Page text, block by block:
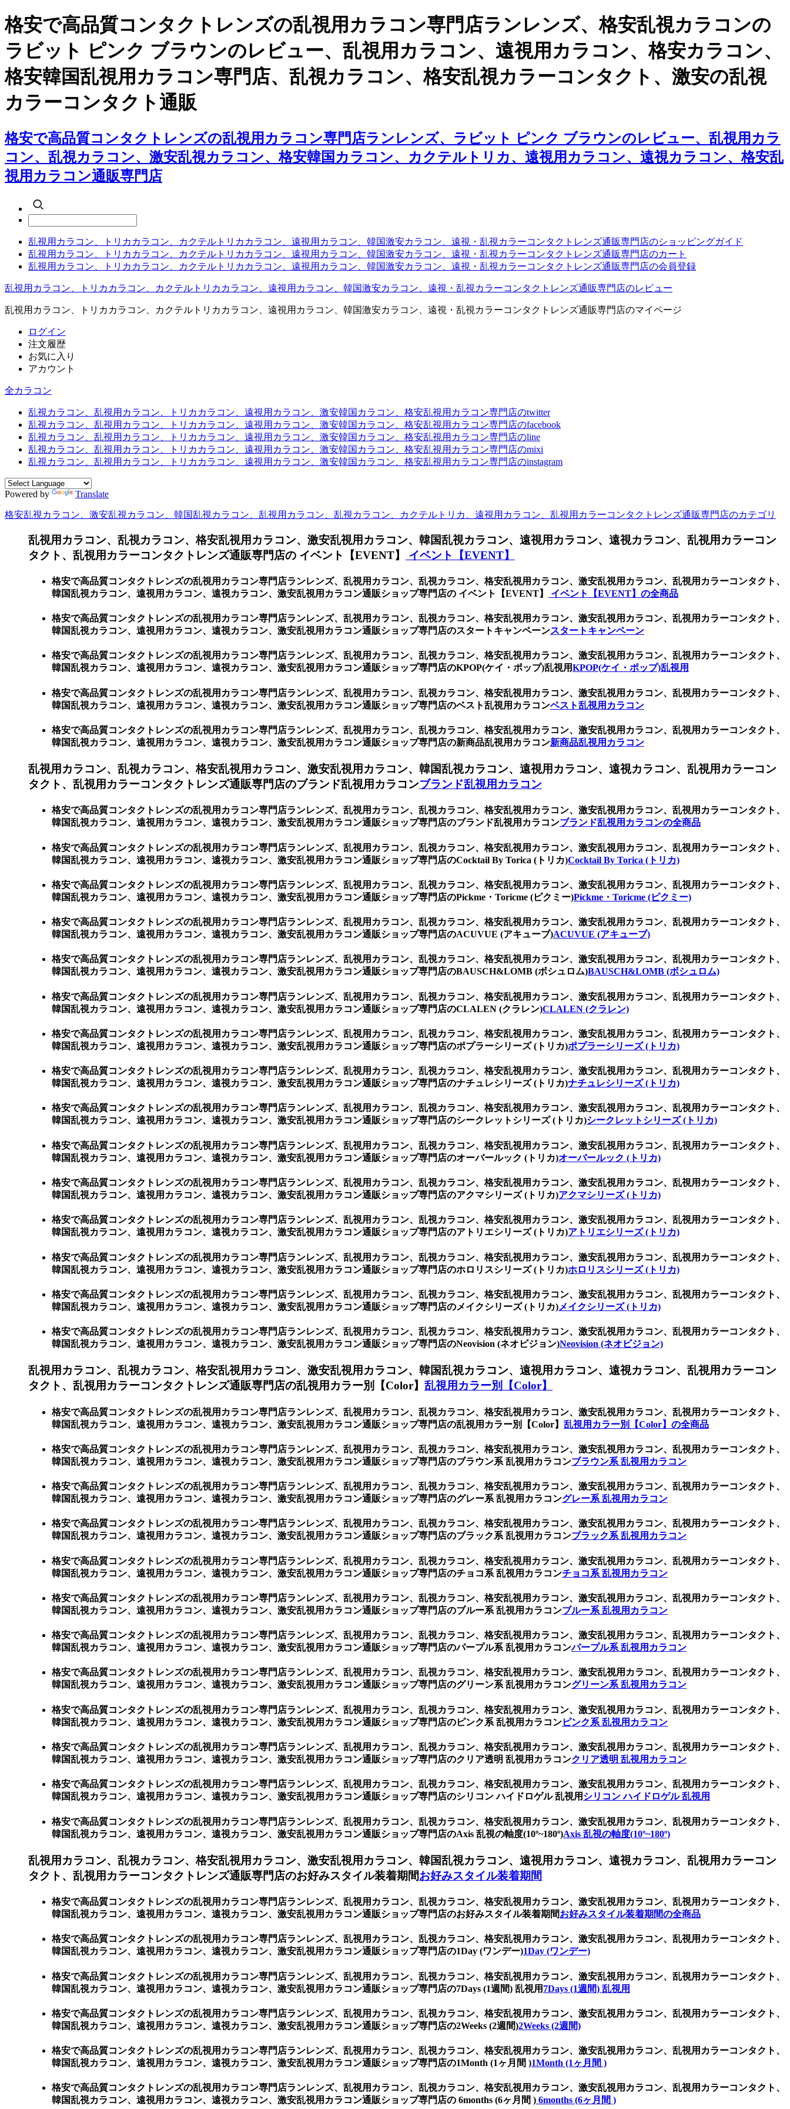
格安で高品質コンタクトレンズの乱視用カラコン専門店ランレンズ、格安乱視カラコンの
ラビット ピンク ブラウンのレビュー、乱視用カラコン、遠視用カラコン、格安カラコン、
格安韓国乱視用カラコン専門店、乱視カラコン、格安乱視カラーコンタクト、激安の乱視
カラーコンタクト通販
格安で高品質コンタクトレンズの乱視用カラコン専門店ランレンズ、ラビット ピンク ブラウンのレビュー、乱視用カラ
コン、乱視カラコン、激安乱視カラコン、格安韓国カラコン、カクテルトリカ、遠視用カラコン、遠視カラコン、格安乱
視用カラコン通販専門店
乱視用カラコン、トリカカラコン、カクテルトリカカラコン、遠視用カラコン、韓国激安カラコン、遠視・乱視カラーコンタクトレンズ通販専門店のショッピングガイド
乱視用カラコン、トリカカラコン、カクテルトリカカラコン、遠視用カラコン、韓国激安カラコン、遠視・乱視カラーコンタクトレンズ通販専門店のカート
乱視用カラコン、トリカカラコン、カクテルトリカカラコン、遠視用カラコン、韓国激安カラコン、遠視・乱視カラーコンタクトレンズ通販専門店の会員登録
乱視用カラコン、トリカカラコン、カクテルトリカカラコン、遠視用カラコン、韓国激安カラコン、遠視・乱視カラーコンタクトレンズ通販専門店のレビュー
乱視用カラコン、トリカカラコン、カクテルトリカカラコン、遠視用カラコン、韓国激安カラコン、遠視・乱視カラーコンタクトレンズ通販専門店のマイページ
ログイン
注文履歴
お気に入り
アカウント
全カラコン
乱視カラコン、乱視用カラコン、トリカカラコン、遠視用カラコン、激安韓国カラコン、格安乱視用カラコン専門店のtwitter
乱視カラコン、乱視用カラコン、トリカカラコン、遠視用カラコン、激安韓国カラコン、格安乱視用カラコン専門店のfacebook
乱視カラコン、乱視用カラコン、トリカカラコン、遠視用カラコン、激安韓国カラコン、格安乱視用カラコン専門店のline
乱視カラコン、乱視用カラコン、トリカカラコン、遠視用カラコン、激安韓国カラコン、格安乱視用カラコン専門店のmixi
乱視カラコン、乱視用カラコン、トリカカラコン、遠視用カラコン、激安韓国カラコン、格安乱視用カラコン専門店のinstagram
Powered by Translate
格安乱視カラコン、激安乱視カラコン、韓国乱視カラコン、乱視用カラコン、乱視カラコン、カクテルトリカ、遠視用カラコン、乱視用カラーコンタクトレンズ通販専門店のカテゴリ
乱視用カラコン、乱視カラコン、格安乱視用カラコン、激安乱視用カラコン、韓国乱視カラコン、遠視用カラコン、遠視カラコン、乱視用カラーコン
タクト、乱視用カラーコンタクトレンズ通販専門店の イベント【EVENT】
イベント【EVENT】
格安で高品質コンタクトレンズの乱視用カラコン専門店ランレンズ、乱視用カラコン、乱視カラコン、格安乱視用カラコン、激安乱視用カラコン、乱視用カラーコンタクト、
韓国乱視カラコン、遠視用カラコン、遠視カラコン、激安乱視用カラコン通販ショップ専門店の イベント【EVENT】
イベント【EVENT】の全商品
格安で高品質コンタクトレンズの乱視用カラコン専門店ランレンズ、乱視用カラコン、乱視カラコン、格安乱視用カラコン、激安乱視用カラコン、乱視用カラーコンタクト、
韓国乱視カラコン、遠視用カラコン、遠視カラコン、激安乱視用カラコン通販ショップ専門店のスタートキャンペーンスタートキャンペーン
格安で高品質コンタクトレンズの乱視用カラコン専門店ランレンズ、乱視用カラコン、乱視カラコン、格安乱視用カラコン、激安乱視用カラコン、乱視用カラーコンタクト、
韓国乱視カラコン、遠視用カラコン、遠視カラコン、激安乱視用カラコン通販ショップ専門店のKPOP(ケイ・ポップ)乱視用KPOP(ケイ・ポップ)乱視用
格安で高品質コンタクトレンズの乱視用カラコン専門店ランレンズ、乱視用カラコン、乱視カラコン、格安乱視用カラコン、激安乱視用カラコン、乱視用カラーコンタクト、
韓国乱視カラコン、遠視用カラコン、遠視カラコン、激安乱視用カラコン通販ショップ専門店のベスト乱視用カラコンベスト乱視用カラコン
格安で高品質コンタクトレンズの乱視用カラコン専門店ランレンズ、乱視用カラコン、乱視カラコン、格安乱視用カラコン、激安乱視用カラコン、乱視用カラーコンタクト、
韓国乱視カラコン、遠視用カラコン、遠視カラコン、激安乱視用カラコン通販ショップ専門店の新商品乱視用カラコン新商品乱視用カラコン
乱視用カラコン、乱視カラコン、格安乱視用カラコン、激安乱視用カラコン、韓国乱視カラコン、遠視用カラコン、遠視カラコン、乱視用カラーコン
タクト、乱視用カラーコンタクトレンズ通販専門店のブランド乱視用カラコンブランド乱視用カラコン
格安で高品質コンタクトレンズの乱視用カラコン専門店ランレンズ、乱視用カラコン、乱視カラコン、格安乱視用カラコン、激安乱視用カラコン、乱視用カラーコンタクト、
韓国乱視カラコン、遠視用カラコン、遠視カラコン、激安乱視用カラコン通販ショップ専門店のブランド乱視用カラコンブランド乱視用カラコンの全商品
格安で高品質コンタクトレンズの乱視用カラコン専門店ランレンズ、乱視用カラコン、乱視カラコン、格安乱視用カラコン、激安乱視用カラコン、乱視用カラーコンタクト、
韓国乱視カラコン、遠視用カラコン、遠視カラコン、激安乱視用カラコン通販ショップ専門店のCocktail By Torica (トリカ)Cocktail By Torica (トリカ)
格安で高品質コンタクトレンズの乱視用カラコン専門店ランレンズ、乱視用カラコン、乱視カラコン、格安乱視用カラコン、激安乱視用カラコン、乱視用カラーコンタクト、
韓国乱視カラコン、遠視用カラコン、遠視カラコン、激安乱視用カラコン通販ショップ専門店のPickme・Toricme (ピクミー)Pickme・Toricme (ピクミー)
格安で高品質コンタクトレンズの乱視用カラコン専門店ランレンズ、乱視用カラコン、乱視カラコン、格安乱視用カラコン、激安乱視用カラコン、乱視用カラーコンタクト、
韓国乱視カラコン、遠視用カラコン、遠視カラコン、激安乱視用カラコン通販ショップ専門店のACUVUE (アキューブ)ACUVUE (アキューブ)
格安で高品質コンタクトレンズの乱視用カラコン専門店ランレンズ、乱視用カラコン、乱視カラコン、格安乱視用カラコン、激安乱視用カラコン、乱視用カラーコンタクト、
韓国乱視カラコン、遠視用カラコン、遠視カラコン、激安乱視用カラコン通販ショップ専門店のBAUSCH&LOMB (ボシュロム)BAUSCH&LOMB (ボシュロム)
格安で高品質コンタクトレンズの乱視用カラコン専門店ランレンズ、乱視用カラコン、乱視カラコン、格安乱視用カラコン、激安乱視用カラコン、乱視用カラーコンタクト、
韓国乱視カラコン、遠視用カラコン、遠視カラコン、激安乱視用カラコン通販ショップ専門店のCLALEN (クラレン)CLALEN (クラレン)
格安で高品質コンタクトレンズの乱視用カラコン専門店ランレンズ、乱視用カラコン、乱視カラコン、格安乱視用カラコン、激安乱視用カラコン、乱視用カラーコンタクト、
韓国乱視カラコン、遠視用カラコン、遠視カラコン、激安乱視用カラコン通販ショップ専門店のポプラーシリーズ (トリカ)ポプラーシリーズ (トリカ)
格安で高品質コンタクトレンズの乱視用カラコン専門店ランレンズ、乱視用カラコン、乱視カラコン、格安乱視用カラコン、激安乱視用カラコン、乱視用カラーコンタクト、
韓国乱視カラコン、遠視用カラコン、遠視カラコン、激安乱視用カラコン通販ショップ専門店のナチュレシリーズ (トリカ)ナチュレシリーズ (トリカ)
格安で高品質コンタクトレンズの乱視用カラコン専門店ランレンズ、乱視用カラコン、乱視カラコン、格安乱視用カラコン、激安乱視用カラコン、乱視用カラーコンタクト、
韓国乱視カラコン、遠視用カラコン、遠視カラコン、激安乱視用カラコン通販ショップ専門店のシークレットシリーズ (トリカ)シークレットシリーズ (トリカ)
格安で高品質コンタクトレンズの乱視用カラコン専門店ランレンズ、乱視用カラコン、乱視カラコン、格安乱視用カラコン、激安乱視用カラコン、乱視用カラーコンタクト、
韓国乱視カラコン、遠視用カラコン、遠視カラコン、激安乱視用カラコン通販ショップ専門店のオーバールック (トリカ)オーバールック (トリカ)
格安で高品質コンタクトレンズの乱視用カラコン専門店ランレンズ、乱視用カラコン、乱視カラコン、格安乱視用カラコン、激安乱視用カラコン、乱視用カラーコンタクト、
韓国乱視カラコン、遠視用カラコン、遠視カラコン、激安乱視用カラコン通販ショップ専門店のアクマシリーズ (トリカ)アクマシリーズ (トリカ)
格安で高品質コンタクトレンズの乱視用カラコン専門店ランレンズ、乱視用カラコン、乱視カラコン、格安乱視用カラコン、激安乱視用カラコン、乱視用カラーコンタクト、
韓国乱視カラコン、遠視用カラコン、遠視カラコン、激安乱視用カラコン通販ショップ専門店のアトリエシリーズ (トリカ)アトリエシリーズ (トリカ)
格安で高品質コンタクトレンズの乱視用カラコン専門店ランレンズ、乱視用カラコン、乱視カラコン、格安乱視用カラコン、激安乱視用カラコン、乱視用カラーコンタクト、
韓国乱視カラコン、遠視用カラコン、遠視カラコン、激安乱視用カラコン通販ショップ専門店のホロリスシリーズ (トリカ)ホロリスシリーズ (トリカ)
格安で高品質コンタクトレンズの乱視用カラコン専門店ランレンズ、乱視用カラコン、乱視カラコン、格安乱視用カラコン、激安乱視用カラコン、乱視用カラーコンタクト、
韓国乱視カラコン、遠視用カラコン、遠視カラコン、激安乱視用カラコン通販ショップ専門店のメイクシリーズ (トリカ)メイクシリーズ (トリカ)
格安で高品質コンタクトレンズの乱視用カラコン専門店ランレンズ、乱視用カラコン、乱視カラコン、格安乱視用カラコン、激安乱視用カラコン、乱視用カラーコンタクト、
韓国乱視カラコン、遠視用カラコン、遠視カラコン、激安乱視用カラコン通販ショップ専門店のNeovision (ネオビジョン)Neovision (ネオビジョン)
乱視用カラコン、乱視カラコン、格安乱視用カラコン、激安乱視用カラコン、韓国乱視カラコン、遠視用カラコン、遠視カラコン、乱視用カラーコン
タクト、乱視用カラーコンタクトレンズ通販専門店の乱視用カラー別【Color】 乱視用カラー別【Color】
格安で高品質コンタクトレンズの乱視用カラコン専門店ランレンズ、乱視用カラコン、乱視カラコン、格安乱視用カラコン、激安乱視用カラコン、乱視用カラーコンタクト、
韓国乱視カラコン、遠視用カラコン、遠視カラコン、激安乱視用カラコン通販ショップ専門店の乱視用カラー別【Color】 乱視用カラー別【Color】の全商品
格安で高品質コンタクトレンズの乱視用カラコン専門店ランレンズ、乱視用カラコン、乱視カラコン、格安乱視用カラコン、激安乱視用カラコン、乱視用カラーコンタクト、
韓国乱視カラコン、遠視用カラコン、遠視カラコン、激安乱視用カラコン通販ショップ専門店のブラウン系 乱視用カラコンブラウン系 乱視用カラコン
格安で高品質コンタクトレンズの乱視用カラコン専門店ランレンズ、乱視用カラコン、乱視カラコン、格安乱視用カラコン、激安乱視用カラコン、乱視用カラーコンタクト、
韓国乱視カラコン、遠視用カラコン、遠視カラコン、激安乱視用カラコン通販ショップ専門店のグレー系 乱視用カラコングレー系 乱視用カラコン
格安で高品質コンタクトレンズの乱視用カラコン専門店ランレンズ、乱視用カラコン、乱視カラコン、格安乱視用カラコン、激安乱視用カラコン、乱視用カラーコンタクト、
韓国乱視カラコン、遠視用カラコン、遠視カラコン、激安乱視用カラコン通販ショップ専門店のブラック系 乱視用カラコンブラック系 乱視用カラコン
格安で高品質コンタクトレンズの乱視用カラコン専門店ランレンズ、乱視用カラコン、乱視カラコン、格安乱視用カラコン、激安乱視用カラコン、乱視用カラーコンタクト、
韓国乱視カラコン、遠視用カラコン、遠視カラコン、激安乱視用カラコン通販ショップ専門店のチョコ系 乱視用カラコンチョコ系 乱視用カラコン
格安で高品質コンタクトレンズの乱視用カラコン専門店ランレンズ、乱視用カラコン、乱視カラコン、格安乱視用カラコン、激安乱視用カラコン、乱視用カラーコンタクト、
韓国乱視カラコン、遠視用カラコン、遠視カラコン、激安乱視用カラコン通販ショップ専門店のブルー系 乱視用カラコンブルー系 乱視用カラコン
格安で高品質コンタクトレンズの乱視用カラコン専門店ランレンズ、乱視用カラコン、乱視カラコン、格安乱視用カラコン、激安乱視用カラコン、乱視用カラーコンタクト、
韓国乱視カラコン、遠視用カラコン、遠視カラコン、激安乱視用カラコン通販ショップ専門店のパープル系 乱視用カラコンパープル系 乱視用カラコン
格安で高品質コンタクトレンズの乱視用カラコン専門店ランレンズ、乱視用カラコン、乱視カラコン、格安乱視用カラコン、激安乱視用カラコン、乱視用カラーコンタクト、
韓国乱視カラコン、遠視用カラコン、遠視カラコン、激安乱視用カラコン通販ショップ専門店のグリーン系 乱視用カラコングリーン系 乱視用カラコン
格安で高品質コンタクトレンズの乱視用カラコン専門店ランレンズ、乱視用カラコン、乱視カラコン、格安乱視用カラコン、激安乱視用カラコン、乱視用カラーコンタクト、
韓国乱視カラコン、遠視用カラコン、遠視カラコン、激安乱視用カラコン通販ショップ専門店のピンク系 乱視用カラコンピンク系 乱視用カラコン
格安で高品質コンタクトレンズの乱視用カラコン専門店ランレンズ、乱視用カラコン、乱視カラコン、格安乱視用カラコン、激安乱視用カラコン、乱視用カラーコンタクト、
韓国乱視カラコン、遠視用カラコン、遠視カラコン、激安乱視用カラコン通販ショップ専門店のクリア透明 乱視用カラコンクリア透明 乱視用カラコン
格安で高品質コンタクトレンズの乱視用カラコン専門店ランレンズ、乱視用カラコン、乱視カラコン、格安乱視用カラコン、激安乱視用カラコン、乱視用カラーコンタクト、
韓国乱視カラコン、遠視用カラコン、遠視カラコン、激安乱視用カラコン通販ショップ専門店のシリコン ハイドロゲル 乱視用 シリコン ハイドロゲル 乱視用
格安で高品質コンタクトレンズの乱視用カラコン専門店ランレンズ、乱視用カラコン、乱視カラコン、格安乱視用カラコン、激安乱視用カラコン、乱視用カラーコンタクト、
韓国乱視カラコン、遠視用カラコン、遠視カラコン、激安乱視用カラコン通販ショップ専門店のAxis 乱視の軸度(10º~180º)Axis 乱視の軸度(10º~180º)
乱視用カラコン、乱視カラコン、格安乱視用カラコン、激安乱視用カラコン、韓国乱視カラコン、遠視用カラコン、遠視カラコン、乱視用カラーコン
タクト、乱視用カラーコンタクトレンズ通販専門店のお好みスタイル装着期間お好みスタイル装着期間
格安で高品質コンタクトレンズの乱視用カラコン専門店ランレンズ、乱視用カラコン、乱視カラコン、格安乱視用カラコン、激安乱視用カラコン、乱視用カラーコンタクト、
韓国乱視カラコン、遠視用カラコン、遠視カラコン、激安乱視用カラコン通販ショップ専門店のお好みスタイル装着期間お好みスタイル装着期間の全商品
格安で高品質コンタクトレンズの乱視用カラコン専門店ランレンズ、乱視用カラコン、乱視カラコン、格安乱視用カラコン、激安乱視用カラコン、乱視用カラーコンタクト、
韓国乱視カラコン、遠視用カラコン、遠視カラコン、激安乱視用カラコン通販ショップ専門店の1Day (ワンデー)1Day (ワンデー)
格安で高品質コンタクトレンズの乱視用カラコン専門店ランレンズ、乱視用カラコン、乱視カラコン、格安乱視用カラコン、激安乱視用カラコン、乱視用カラーコンタクト、
韓国乱視カラコン、遠視用カラコン、遠視カラコン、激安乱視用カラコン通販ショップ専門店の7Days (1週間) 乱視用 7Days (1週間) 乱視用
格安で高品質コンタクトレンズの乱視用カラコン専門店ランレンズ、乱視用カラコン、乱視カラコン、格安乱視用カラコン、激安乱視用カラコン、乱視用カラーコンタクト、
韓国乱視カラコン、遠視用カラコン、遠視カラコン、激安乱視用カラコン通販ショップ専門店の2Weeks (2週間)2Weeks (2週間)
格安で高品質コンタクトレンズの乱視用カラコン専門店ランレンズ、乱視用カラコン、乱視カラコン、格安乱視用カラコン、激安乱視用カラコン、乱視用カラーコンタクト、
韓国乱視カラコン、遠視用カラコン、遠視カラコン、激安乱視用カラコン通販ショップ専門店の1Month (1ヶ月間 )1Month (1ヶ月間 )
格安で高品質コンタクトレンズの乱視用カラコン専門店ランレンズ、乱視用カラコン、乱視カラコン、格安乱視用カラコン、激安乱視用カラコン、乱視用カラーコンタクト、
韓国乱視カラコン、遠視用カラコン、遠視カラコン、激安乱視用カラコン通販ショップ専門店の 6months (6ヶ月間 ) 6months (6ヶ月間 )